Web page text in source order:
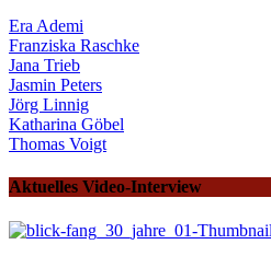
Era Ademi
Franziska Raschke
Jana Trieb
Jasmin Peters
Jörg Linnig
Katharina Göbel
Thomas Voigt
Aktuelles Video-Interview